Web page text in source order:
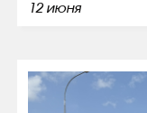
12 июня